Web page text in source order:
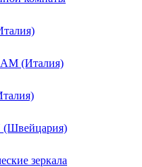
(Италия)
зеркала